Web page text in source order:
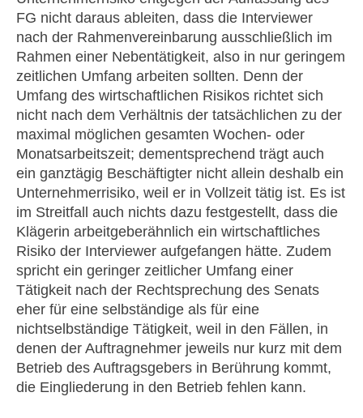
FG nicht daraus ableiten, dass die Interviewer
nach der Rahmenvereinbarung ausschließlich im
Rahmen einer Nebentätigkeit, also in nur geringem
zeitlichen Umfang arbeiten sollten. Denn der
Umfang des wirtschaftlichen Risikos richtet sich
nicht nach dem Verhältnis der tatsächlichen zu der
maximal möglichen gesamten Wochen- oder
Monatsarbeitszeit; dementsprechend trägt auch
ein ganztägig Beschäftigter nicht allein deshalb ein
Unternehmerrisiko, weil er in Vollzeit tätig ist. Es ist
im Streitfall auch nichts dazu festgestellt, dass die
Klägerin arbeitgeberähnlich ein wirtschaftliches
Risiko der Interviewer aufgefangen hätte. Zudem
spricht ein geringer zeitlicher Umfang einer
Tätigkeit nach der Rechtsprechung des Senats
eher für eine selbständige als für eine
nichtselbständige Tätigkeit, weil in den Fällen, in
denen der Auftragnehmer jeweils nur kurz mit dem
Betrieb des Auftragsgebers in Berührung kommt,
die Eingliederung in den Betrieb fehlen kann.